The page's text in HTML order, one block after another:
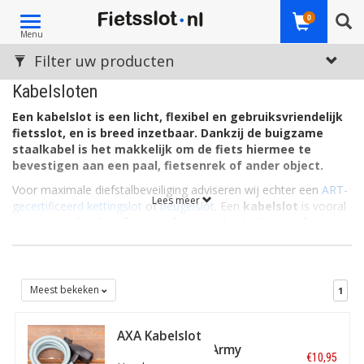
Toggle
navigation
Menu
0
Kabelsloten
Een kabelslot is een licht, flexibel en gebruiksvriendelijk
fietsslot, en is breed inzetbaar. Dankzij de buigzame
staalkabel is het makkelijk om de fiets hiermee te
bevestigen aan een paal, fietsenrek of ander object.
Voor maximale diefstalbeveiliging adviseren wij echter een ART-
gecertificeerd kettingslot ofbeugelslot . Een kabelslot is vooral
1 | Waarom kiezen voor een kabelslot?
daaromheen een kunststof beschermlaag. Het slot is hierdoor
licht, eenvoudig op te rollen en gemakkelijk mee te nemen. Het
Lees meer
Filter uw producten
Meest bekeken 1
AXA Kabelslot
Resolute 8-120 Army
€10,95